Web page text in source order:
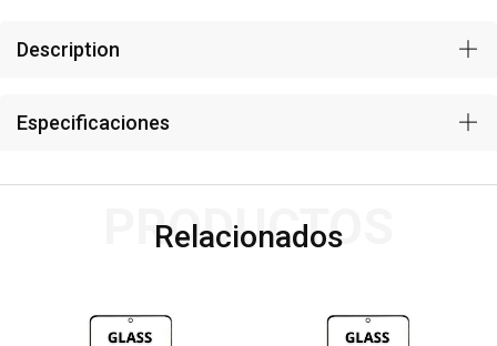
Description
Especificaciones
Relacionados
PRODUCTOS